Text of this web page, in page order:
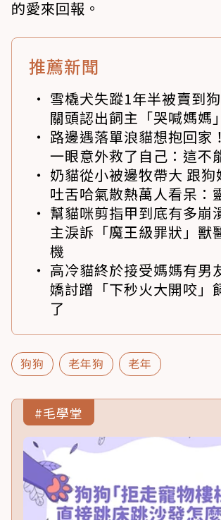
的愛來回報。
推薦新聞
雪橇犬失蹤1年半被賣到
關頭認出飼主「哭喊媽媽
路邊遇落單浪貓想抱回家
一眼意外救了自己：這不
奶貓從小被邊牧帶大 跟狗
吐舌哈氣散熱萬人看呆：
幫貓咪剪指甲到底有多崩
主淚訴「魔王級罪狀」獸
機
高冷貓終於接受媽媽有男
嬌討蹭「下秒火大開咬」
了
狗狗 老年狗 老年
#毛學堂